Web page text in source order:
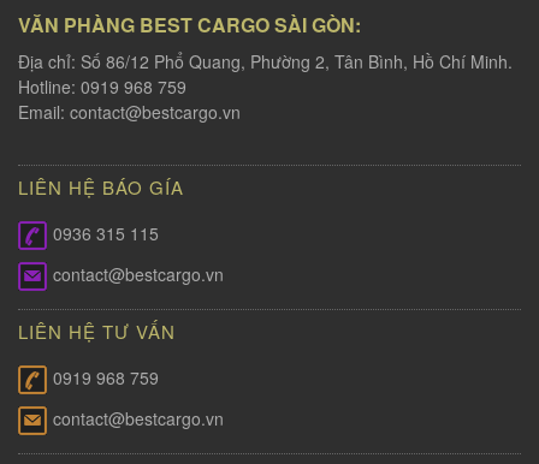
VĂN PHÀNG BEST CARGO SÀI GÒN:
Địa chỉ: Số 86/12 Phổ Quang, Phường 2, Tân Bình, Hồ Chí Minh.
Hotline: 0919 968 759
Email: contact@bestcargo.vn
LIÊN HỆ BÁO GÍA
0936 315 115
contact@bestcargo.vn
LIÊN HỆ TƯ VẤN
0919 968 759
contact@bestcargo.vn